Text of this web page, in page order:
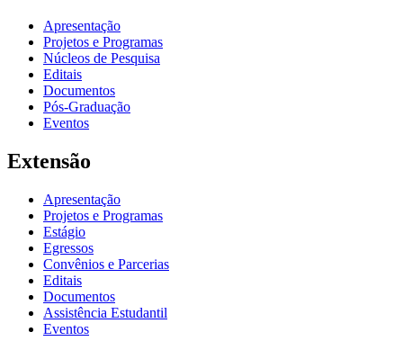
Apresentação
Projetos e Programas
Núcleos de Pesquisa
Editais
Documentos
Pós-Graduação
Eventos
Extensão
Apresentação
Projetos e Programas
Estágio
Egressos
Convênios e Parcerias
Editais
Documentos
Assistência Estudantil
Eventos